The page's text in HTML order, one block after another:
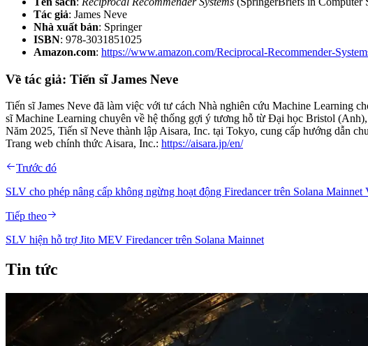
Tác giả: James Neve
Nhà xuất bản: Springer
ISBN: 978-3031851025
Amazon.com: https://www.amazon.com/Reciprocal-Recommender-
Về tác giả: Tiến sĩ James Neve
Tiến sĩ James Neve đã làm việc với tư cách Nhà nghiên cứu Machine Learning
sĩ Machine Learning chuyên về hệ thống gợi ý tương hỗ từ Đại học Bristol
Năm 2025, Tiến sĩ Neve thành lập Aisara, Inc. tại Tokyo, cung cấp hướng dẫn
Trang web chính thức Aisara, Inc.: https://aisara.jp/en/
Trước đó
SLV cho phép nâng cấp không ngừng hoạt động Firedancer trên Solana Mainnet
Tiếp theo
SLV hiện hỗ trợ Jito MEV Firedancer trên Solana Mainnet
Tin tức